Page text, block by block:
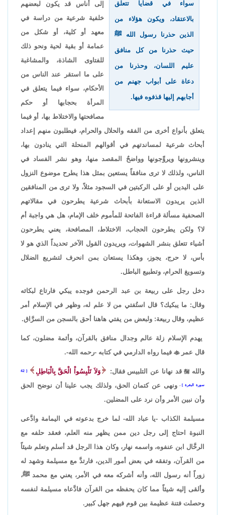
سواء في قضايا تتعلق
بالاعتقاد، ويكون هؤلاء من
الذين حذرنا رسول الله ﷺ
حيث حذرنا من كل منافق
عليم اللسان، وحذرنا من
دعاة على أبواب جهنم من
أجابهم إليها قذفوه فيها.
إلى أناس قد يكون لبعضهم
خلفية شرعية من دراسة في
معهد أو كلية، أو شكل من
عمامة أو بقية لحية ونحو ذلك
للفتاوى الشاذة، والمشاغبة
على ما استقر عند الناس من
الأحكام، سواء فيما يتعلق في
المرأة بحجابها أو حكم
مصافحتها والاختلاط بها، أو فيما
يتعلق بأنواع أخرى من الفقه والحلال والحرام، فيطلبون منهم إعداد
أبحاث شرعية لمساندتهم في أقوالهم المنحلة التي ينادون بها،
وينشرونها ويروِّجونها وواضحٌ المقصد منها، وهو نشر الفساد في
الناس، ولذلك لا ترى منافقاً يستعين بمثل هذا يطرح موضوع النزول
على اليدين أو على الركبتين في السجود مثلاً، ولا ترى من المنافقين
الذين يريدون الاستعانة بأبحاث شرعية يطرحون في مقالاتهم
الصحفية مسألة قراءة الفاتحة للمأموم خلف الإمام، هل هي واجبة أم
لا؟ ولكن يطرحون الحجاب، الاختلاط، المصافحة، يعني يطرحون
أشياء تتعلق بنشر الشهوات، ويريدون القول الآخر تحديداً الذي هو لا
بأس، لا حرج، يجوز، وهكذا يستعان بمن انحرف لتشريع الضلال
وتسويغ الحرام، وتطبيع الباطل.
دخل رجل على ربيعة بن عبد الرحمن فوجده يبكي فارتاع لبكائه
وقال: ما يبكيك؟ قال استُفتي من لا علم له، وظهر في الإسلام أمر
عظيم، وقال ربيعة: ولبعض من يفتي هاهنا أحق بالسجن من السرَّاق.
يهدم الإسلام زلة عالم وجدال منافق بالقرآن، وأئمة مضلون، كما
قال عمر فيما رواه الدارمي في كتابه -رحمه الله-.
واللهقد نهانا عن التلبيس فقال: وَلاَ تَلْبِسُواْ الْحَقَّ بِالْبَاطِلِ 42
سورة البقرة ،ونهى عن كتمان الحق، ولذلك يجب علينا أن نوضح الحق
وأن نبين الأمر وأن نرد على المضلين.
مسيلمة الكذاب -يا عباد الله- لما خرج بدعوته في اليمامة وادَّعى
النبوة احتاج إلى رجل دين ممن يظهر منه العلم، فعقد حلفه مع
الرحَّال ابن عنفوه، واسمه نهار، وكان هذا الرجل قد أسلم وتعلم شيئاً
من القرآن، وتفقه في بعض أمور الدين، فارتدَّ مع مسيلمة وشهد له
زوراً أنه رسول الله، وأنه أشركه معه في الأمر، يعني مع محمد ﷺ،
وألقى إليه شيئاً مما كان يحفظه من القرآن فادَّعاه مسيلمة لنفسه
وحصلت فتنة عظيمة بين قوم فيهم جهل كبير.